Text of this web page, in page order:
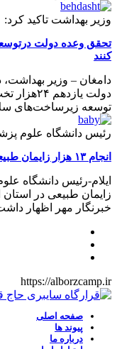
وزیر بهداشت تاکید کرد:
تحقق وعده دولت
کنند
دامغان – وزیر بهداشت،
دولت
توسعه زیرساخت‌های
رئیس دانشگاه علوم
انجام ۱۳ هزار زایمان طبیعی در استان ایلام
زایمان طبیعی در استان
خبرنگار مهر اظهار
https://alborzcamp.ir
صفحه اصلی
پیوند ها
درباره ما